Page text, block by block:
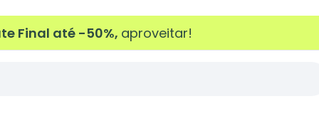
Final até -50%, aproveitar!